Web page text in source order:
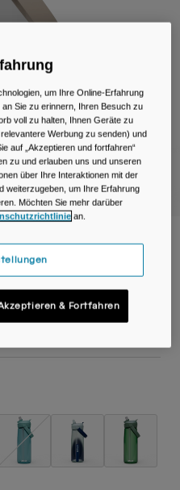
Flasche mit
um Ihre Online-Erfahrung
Sie zu erinnern, Ihren Besuch zu
voll zu halten, Ihnen Geräte zu
Werbung zu senden) und
auf „Akzeptieren und fortfahren“
zu und erlauben uns und unseren
über Ihre Interaktionen mit der
weiterzugeben, um Ihre Erfahrung
Möchten Sie mehr darüber
an.
& Fortfahren